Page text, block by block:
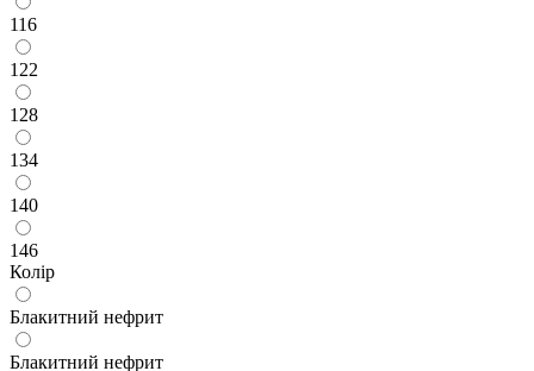
116
122
128
134
140
146
Колір
Блакитний нефрит
Блакитний нефрит